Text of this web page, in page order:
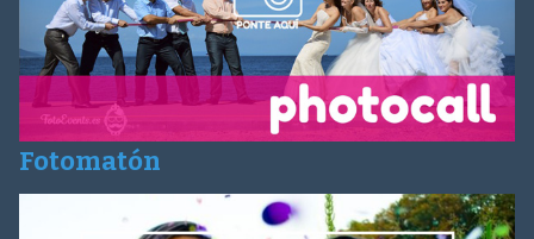
Fotomatón